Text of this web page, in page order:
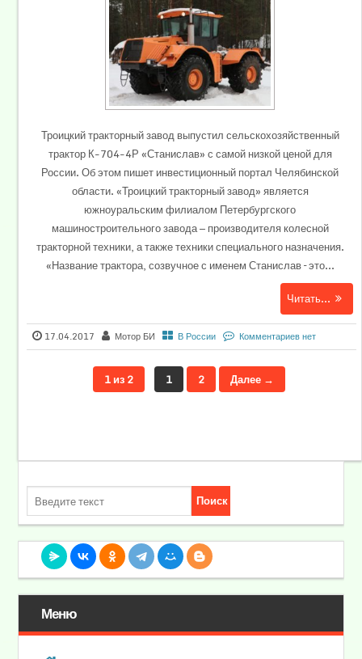
Троицкий тракторный завод выпустил сельскохозяйственный
трактор К-704-4Р «Станислав» с самой низкой ценой для
России. Об этом пишет инвестиционный портал Челябинской
области. «Троицкий тракторный завод» является
южноуральским филиалом Петербургского
машиностроительного завода — производителя колесной
тракторной техники, а также техники специального назначения.
«Название трактора, созвучное с именем Станислав – это...
Читать...
17.04.2017 Мотор БИ В России Комментариев нет
1 из 2 1 2 Далее →
Меню